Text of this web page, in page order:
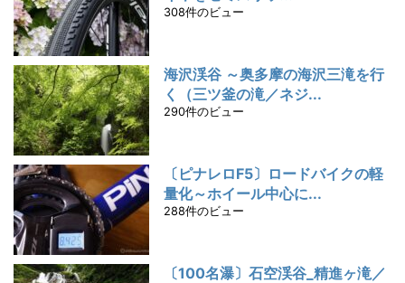
308件のビュー
海沢渓谷 ～奥多摩の海沢三滝を行
く（三ツ釜の滝／ネジ...
290件のビュー
〔ピナレロF5〕ロードバイクの軽
量化～ホイール中心に...
288件のビュー
〔100名瀑〕石空渓谷_精進ヶ滝／